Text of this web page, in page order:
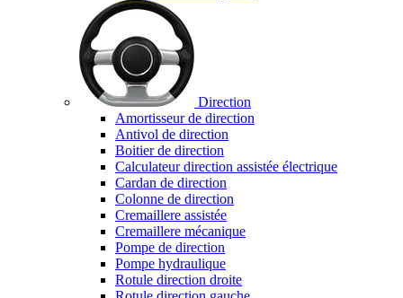
Direction
Amortisseur de direction
Antivol de direction
Boitier de direction
Calculateur direction assistée électrique
Cardan de direction
Colonne de direction
Cremaillere assistée
Cremaillere mécanique
Pompe de direction
Pompe hydraulique
Rotule direction droite